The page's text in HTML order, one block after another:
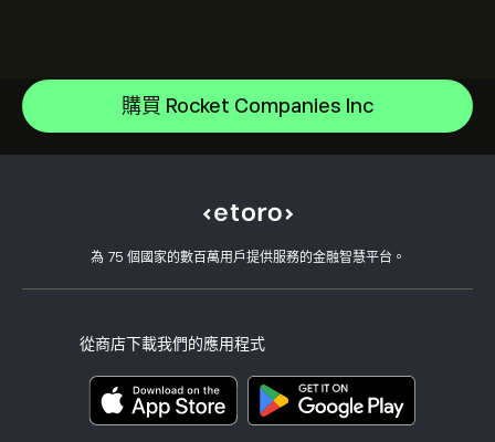
購買 Rocket Companies Inc
為 75 個國家的數百萬用戶提供服務的金融智慧平台。
從商店下載我們的應用程式
Microsoft
Apple
如何存款
如何提款
開設帳戶
用戶端漏洞
CopyTrading 如何運作
負責任的交易
為什麼選擇 eToro
我們的辦事處
風險揭露
關鍵資訊文件
投訴資料（FCA 客戶）
投資保險